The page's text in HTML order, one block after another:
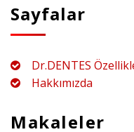
Sayfalar
Dr.DENTES
Hakkımızda
Makaleler